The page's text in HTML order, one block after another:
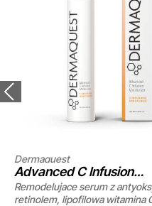
Dermaquest
Advanced C Infusion
Moisturizer
Remodelujace serum z
retinolem, lipofilowa witamina